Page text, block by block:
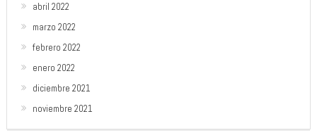
abril 2022
marzo 2022
febrero 2022
enero 2022
diciembre 2021
noviembre 2021